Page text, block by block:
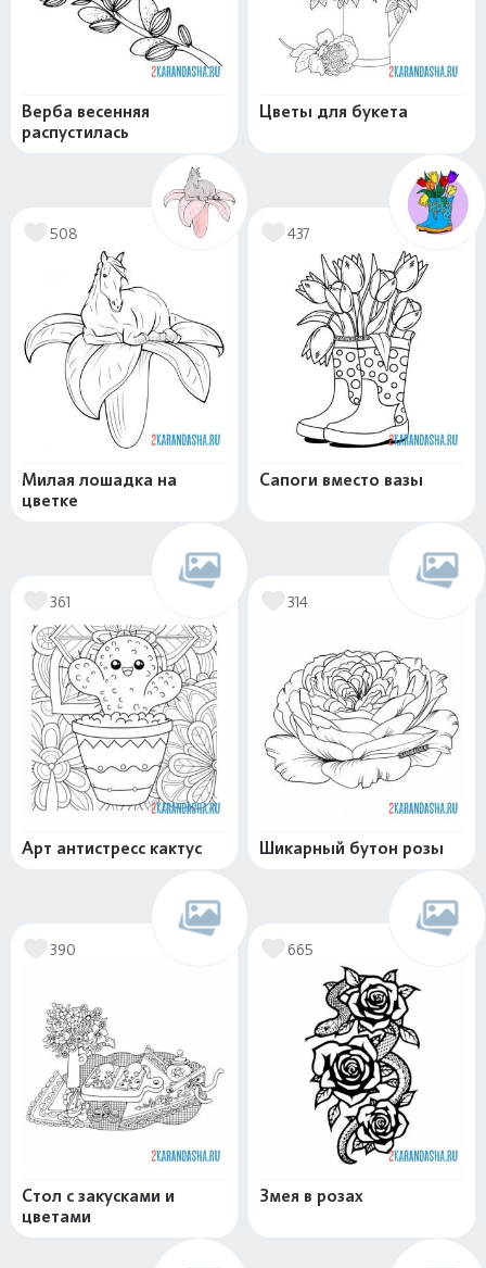
Верба весенняя
распустилась
Цветы для букета
508
Милая лошадка на
цветке
437
Сапоги вместо вазы
361
Арт антистресс кактус
314
Шикарный бутон розы
390
Стол с закусками и
цветами
665
Змея в розах